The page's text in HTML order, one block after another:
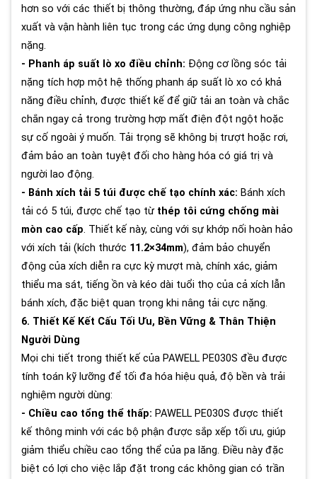
hơn so với các thiết bị thông thường, đáp ứng nhu cầu sản
xuất và vận hành liên tục trong các ứng dụng công nghiệp
nặng.
- Phanh áp suất lò xo điều chỉnh: Động cơ lồng sóc tải
nặng tích hợp một hệ thống phanh áp suất lò xo có khả
năng điều chỉnh, được thiết kế để giữ tải an toàn và chắc
chắn ngay cả trong trường hợp mất điện đột ngột hoặc
sự cố ngoài ý muốn. Tải trọng sẽ không bị trượt hoặc rơi,
đảm bảo an toàn tuyệt đối cho hàng hóa có giá trị và
người lao động.
- Bánh xích tải 5 túi được chế tạo chính xác: Bánh xích
tải có 5 túi, được chế tạo từ thép tôi cứng chống mài
mòn cao cấp. Thiết kế này, cùng với sự khớp nối hoàn hảo
với xích tải (kích thước 11.2×34mm), đảm bảo chuyển
động của xích diễn ra cực kỳ mượt mà, chính xác, giảm
thiểu ma sát, tiếng ồn và kéo dài tuổi thọ của cả xích lẫn
bánh xích, đặc biệt quan trọng khi nâng tải cực nặng.
6. Thiết Kế Kết Cấu Tối Ưu, Bền Vững & Thân Thiện
Người Dùng
Mọi chi tiết trong thiết kế của PAWELL PE030S đều được
tính toán kỹ lưỡng để tối đa hóa hiệu quả, độ bền và trải
nghiệm người dùng:
- Chiều cao tổng thể thấp: PAWELL PE030S được thiết
kế thông minh với các bộ phận được sắp xếp tối ưu, giúp
giảm thiểu chiều cao tổng thể của pa lăng. Điều này đặc
biệt có lợi cho việc lắp đặt trong các không gian có trần